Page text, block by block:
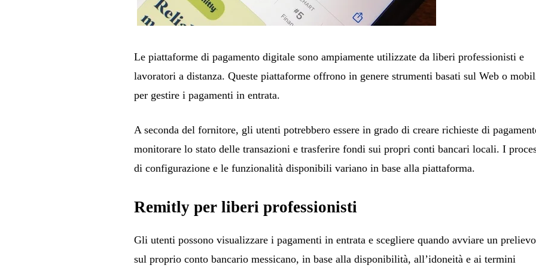
Le piattaforme di pagamento digitale sono ampiamente utilizzate da liberi professionisti e
lavoratori a distanza. Queste piattaforme offrono in genere strumenti basati sul Web o
per gestire i pagamenti in entrata.
A seconda del fornitore, gli utenti potrebbero essere in grado di creare richieste di
monitorare lo stato delle transazioni e trasferire fondi sui propri conti bancari locali. I
di configurazione e le funzionalità disponibili variano in base alla piattaforma.
Remitly per liberi professionisti
Gli utenti possono visualizzare i pagamenti in entrata e scegliere quando avviare un prelievo
sul proprio conto bancario messicano, in base alla disponibilità, all’idoneità e ai termini